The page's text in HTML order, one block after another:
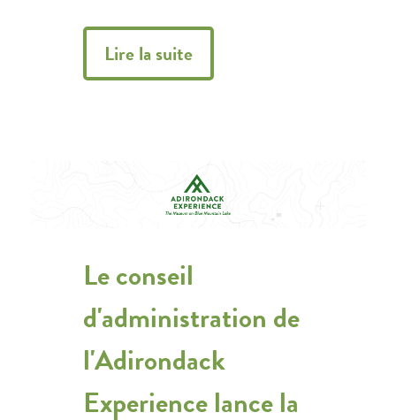
Lire la suite
Le conseil
d'administration de
l'Adirondack
Experience lance la